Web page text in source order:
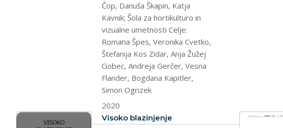
Čop, Danuša Škapin, Katja
Kavnik; Šola za hortikulturo in
vizualne umetnosti Celje:
Romana Špes, Veronika Cvetko,
Štefanija Kos Zidar, Anja Žužej
Gobec, Andreja Gerčer, Vesna
Flander, Bogdana Kapitler,
Simon Ogrizek
2020
dokument
Visoko blazinjenje